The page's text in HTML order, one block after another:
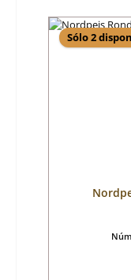
Sólo 2